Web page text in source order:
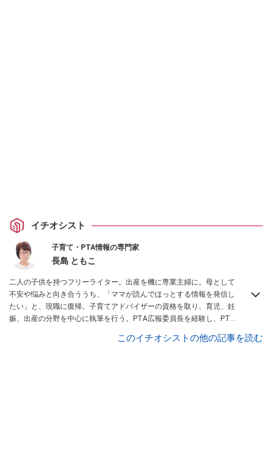
イチオシスト
子育て・PTA情報の専門家
長島 ともこ
二人の子供を持つフリーライター。出産を機に専業主婦に。母として
不安や悩みと向き合ううち、「ママが読んでほっとする情報を発信し
たい」と、現職に復帰。子育てアドバイザーの資格を取り、育児、妊
娠、出産の分野を中心に執筆を行う。PTA広報委員長を経験し、PTA
このイチオシストの他の記事を読む